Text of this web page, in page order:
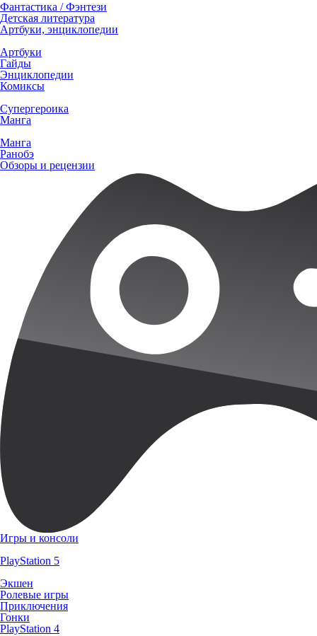
Фантастика / Фэнтези
Детская литература
Артбуки, энциклопедии
Артбуки
Гайды
Энциклопедии
Комиксы
Супергероика
Манга
Манга
Ранобэ
Обзоры и рецензии
Игры и консоли
PlayStation 5
Экшен
Ролевые игры
Приключения
Гонки
PlayStation 4